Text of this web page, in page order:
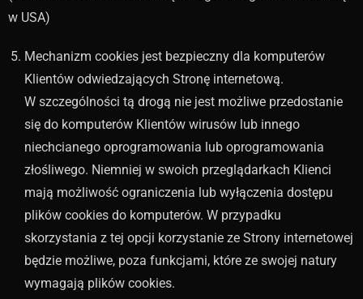
w USA)
Mechanizm cookies jest bezpieczny dla komputerów
Klientów odwiedzających Stronę internetową.
W szczególności tą drogą nie jest możliwe przedostanie
się do komputerów Klientów wirusów lub innego
niechcianego oprogramowania lub oprogramowania
złośliwego. Niemniej w swoich przeglądarkach Klienci
mają możliwość ograniczenia lub wyłączenia dostępu
plików cookies do komputerów. W przypadku
skorzystania z tej opcji korzystanie ze Strony internetowej
będzie możliwe, poza funkcjami, które ze swojej natury
wymagają plików cookies.